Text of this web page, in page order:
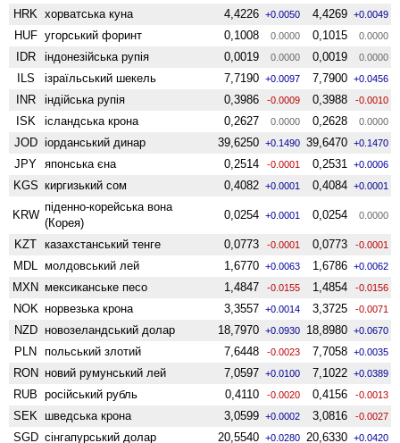
HRK хорватська куна 4,4226 +0.0050 4,4269 +0.0049
HUF угорський форинт 0,1008 0.0000 0,1015 0.0000
IDR індонезійська рупія 0,0019 0.0000 0,0019 0.0000
ILS ізраїльський шекель 7,7190 +0.0097 7,7900 +0.0456
INR індійська рупія 0,3986 -0.0009 0,3988 -0.0010
ISK ісландська крона 0,2627 0.0000 0,2628 0.0000
JOD іорданський динар 39,6250 +0.1490 39,6470 +0.1470
JPY японська єна 0,2514 -0.0001 0,2531 +0.0006
KGS киргизький сом 0,4082 +0.0001 0,4084 +0.0001
KRW
піденно-корейська вона
(Корея)
0,0254 +0.0001 0,0254 0.0000
KZT казахстанський тенге 0,0773 -0.0001 0,0773 -0.0001
MDL молдовський лей 1,6770 +0.0063 1,6786 +0.0062
MXN мексиканське песо 1,4847 -0.0155 1,4854 -0.0156
NOK норвезька крона 3,3557 +0.0014 3,3725 -0.0071
NZD ново­зеландський долар 18,7970 +0.0930 18,8980 +0.0670
PLN польський злотий 7,6448 -0.0023 7,7058 +0.0035
RON новий румунський лей 7,0597 +0.0100 7,1022 +0.0389
RUB російський рубль 0,4110 -0.0020 0,4156 -0.0013
SEK шведська крона 3,0599 +0.0002 3,0816 -0.0027
SGD сінгапурський долар 20,5540 +0.0280 20,6330 +0.0420